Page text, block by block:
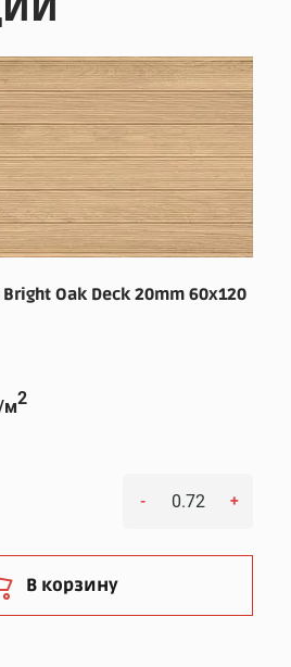
Oak Deck 20mm 60x120
м2
- +
В корзину